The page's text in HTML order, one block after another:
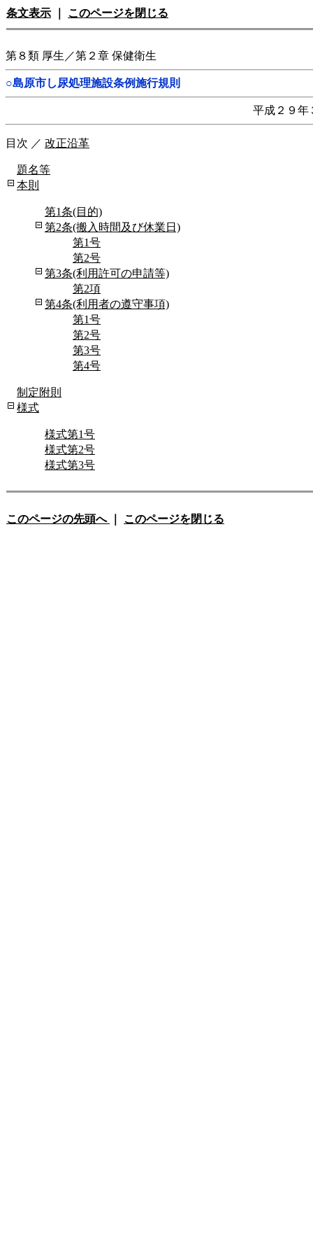
条文表示 このページを閉じる
第８類 厚生／第２章 保健衛生
○島原市し尿処理施設条例施行規則
平成２９年
目次 ／ 改正沿革
題名等
本則
第1条(目的)
第2条(搬入時間及び休業日)
第1号
第2号
第3条(利用許可の申請等)
第2項
第4条(利用者の遵守事項)
第1号
第2号
第3号
第4号
制定附則
様式
様式第1号
様式第2号
様式第3号
このページの先頭へ このページを閉じる